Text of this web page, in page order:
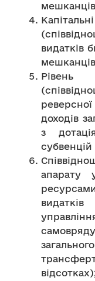
мешканців
видатків
мешканців
Рівень
доходів
з
апарату